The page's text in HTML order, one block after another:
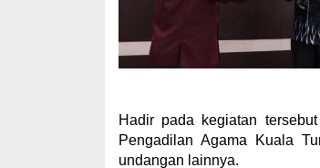
Hadir pada kegiatan
Pengadilan Agama Kuala
undangan lainnya.